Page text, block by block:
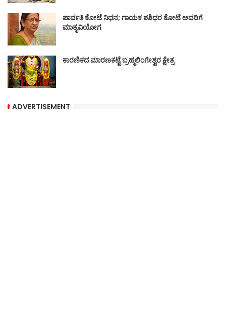
ಪಾರ್ವತಿ ಕೋಟೆ ನಿಧನ; ಗಾಯಕ ಶಶಿಧರ ಕೋಟೆ ಅವರಿಗೆ
ಮಾತೃವಿಯೋಗ
ಕಾರಣಿಕದ ಮಾರಣಕಟ್ಟೆ ಬ್ರಹ್ಮಲಿಂಗೇಶ್ವರ ಕ್ಷೇತ್ರ
ADVERTISEMENT